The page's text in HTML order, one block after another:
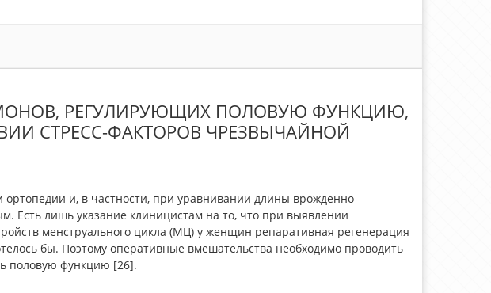
РЕГУЛИРУЮЩИХ ПОЛОВУЮ ФУНКЦИЮ,
СТРЕСС-ФАКТОРОВ ЧРЕЗВЫЧАЙНОЙ
ортопедии и, в частности, при уравнивании длины врожденно
Есть лишь указание клиницистам на то, что при выявлении
менструального цикла (МЦ) у женщин репаративная регенерация
бы. Поэтому оперативные вмешательства необходимо проводить
половую функцию [26].